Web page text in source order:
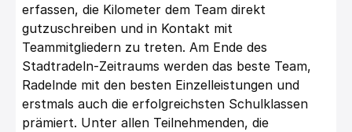
erfassen, die Kilometer dem Team direkt
gutzuschreiben und in Kontakt mit
Teammitgliedern zu treten. Am Ende des
Stadtradeln-Zeitraums werden das beste Team,
Radelnde mit den besten Einzelleistungen und
erstmals auch die erfolgreichsten Schulklassen
prämiert. Unter allen Teilnehmenden, die